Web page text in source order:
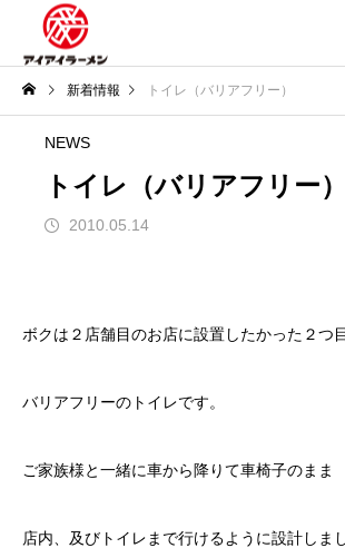
新着情報 トイレ（バリアフリー）
NEWS
トイレ（バリアフリー）
2010.05.14
ボクは２店舗目のお店に設置したかった２つ
バリアフリーのトイレです。
ご家族様と一緒に車から降りて車椅子のまま
店内、及びトイレまで行けるように設計しまし